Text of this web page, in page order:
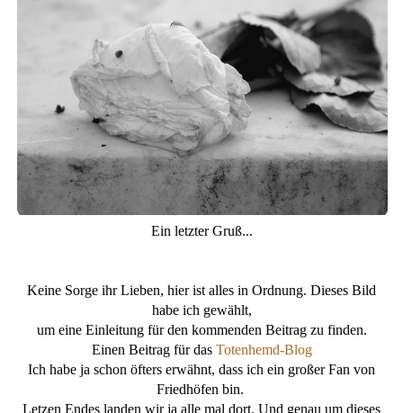
Ein letzter Gruß...
Keine Sorge ihr Lieben, hier ist alles in Ordnung. Dieses Bild
habe ich gewählt,
um eine Einleitung für den kommenden Beitrag zu finden.
Einen Beitrag für das Totenhemd-Blog
Ich habe ja schon öfters erwähnt, dass ich ein großer Fan von
Friedhöfen bin.
Letzen Endes landen wir ja alle mal dort. Und genau um dieses